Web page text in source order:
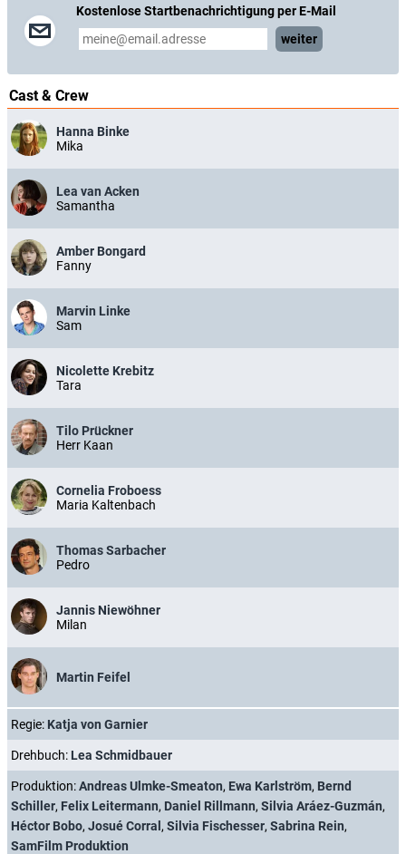
Kostenlose Startbenachrichtigung per E-Mail
weiter
Cast & Crew
Hanna Binke
Mika
Lea van Acken
Samantha
Amber Bongard
Fanny
Marvin Linke
Sam
Nicolette Krebitz
Tara
Tilo Prückner
Herr Kaan
Cornelia Froboess
Maria Kaltenbach
Thomas Sarbacher
Pedro
Jannis Niewöhner
Milan
Martin Feifel
Regie: Katja von Garnier
Drehbuch: Lea Schmidbauer
Produktion:Andreas Ulmke-Smeaton, Ewa Karlström, Bernd
Schiller, Felix Leitermann, Daniel Rillmann, Silvia Aráez-Guzmán,
Héctor Bobo, Josué Corral , Silvia Fischesser, Sabrina Rein,
SamFilm Produktion